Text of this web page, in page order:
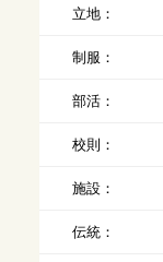
立地：
制服：
部活：
校則：
施設：
伝統：